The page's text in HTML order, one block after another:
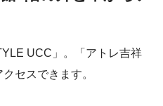
UCC」。「アトレ吉祥
セスできます。